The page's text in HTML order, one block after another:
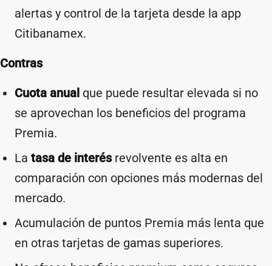
alertas y control de la tarjeta desde la app
Citibanamex.
Contras
Cuota anual que puede resultar elevada si no
se aprovechan los beneficios del programa
Premia.
La tasa de interésrevolvente es alta en
comparación con opciones más modernas del
mercado.
Acumulación de puntos Premia más lenta que
en otras tarjetas de gamas superiores.